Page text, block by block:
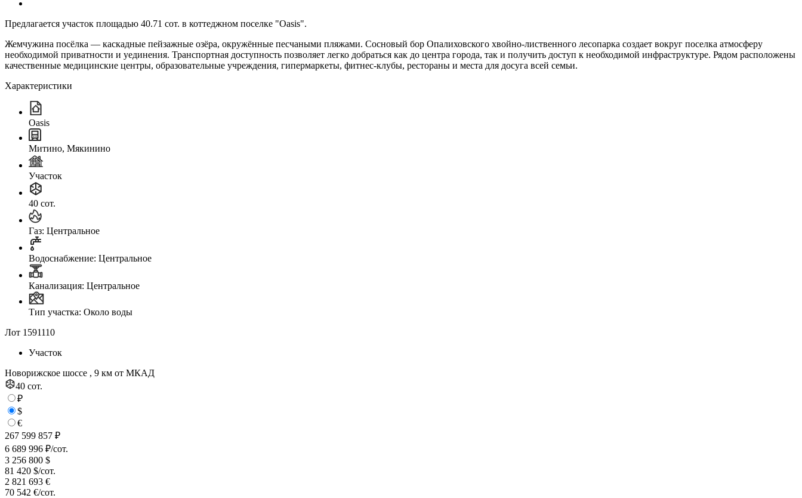
Предлагается участок площадью 40.71 сот. в коттеджном поселке "Oasis".
Жемчужина посёлка — каскадные пейзажные озёра, окружённые песчаными пляжами. Сосновый бор Опалиховского хвойно-лиственного лесопарка создает вокруг поселка атмосферу
необходимой приватности и уединения. Транспортная доступность позволяет легко добраться как до центра города, так и получить доступ к необходимой инфраструктуре. Рядом расположены
качественные медицинские центры, образовательные учреждения, гипермаркеты, фитнес-клубы, рестораны и места для досуга всей семьи.
Характеристики
Oasis
Митино, Мякинино
Участок
40 сот.
Газ: Центральное
Водоснабжение: Центральное
Канализация: Центральное
Тип участка: Около воды
Лот 1591110
Участок
Новорижское шоссе , 9 км от МКАД
40 сот.
₽
$
€
267 599 857 ₽
6 689 996 ₽/сот.
3 256 800 $
81 420 $/сот.
2 821 693 €
70 542 €/сот.